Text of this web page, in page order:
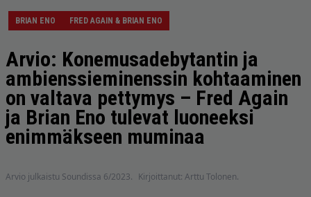
BRIAN ENO FRED AGAIN & BRIAN ENO
Arvio: Konemusadebytantin ja
ambienssieminenssin kohtaaminen
on valtava pettymys – Fred Again
ja Brian Eno tulevat luoneeksi
enimmäkseen muminaa
Arvio julkaistu Soundissa 6/2023. Kirjoittanut: Arttu Tolonen.